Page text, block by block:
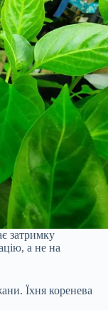
затримку
а не на
Їхня коренева